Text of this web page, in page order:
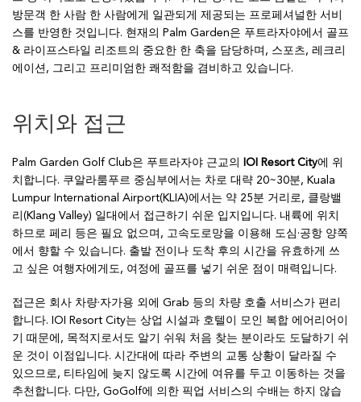
방문객 한 사람 한 사람에게 일관되게 제공되는 프로페셔널한 서비
스를 반영한 것입니다. 현재의 Palm Garden은 푸트라자야에서 골프
& 라이프스타일 리조트의 중요한 한 축을 담당하며, 스포츠, 레크리
에이션, 그리고 프리미엄한 쾌적함을 겸비하고 있습니다.
위치와 접근
Palm Garden Golf Club은 푸트라자야 근교의 IOI Resort City에 위
치합니다. 쿠알라룸푸르 중심부에서는 차로 대략 20~30분, Kuala
Lumpur International Airport(KLIA)에서는 약 25분 거리로, 클랑밸
리(Klang Valley) 일대에서 접근하기 쉬운 입지입니다. 내륙에 위치
하므로 페리 등은 필요 없으며, 고속도로망을 이용해 도심·공항 양쪽
에서 향할 수 있습니다. 출발 전이나 도착 후의 시간을 유효하게 쓰
고 싶은 여행자에게도, 여정에 골프를 넣기 쉬운 점이 매력입니다.
접근은 회사 차량·자가용 외에 Grab 등의 차량 호출 서비스가 편리
합니다. IOI Resort City는 상업 시설과 호텔이 모인 복합 에어리어이
기 때문에, 목적지로서도 알기 쉬워 처음 찾는 분이라도 도달하기 쉬
운 것이 이점입니다. 시간대에 따라 주변의 교통 상황이 달라질 수
있으므로, 티타임에 늦지 않도록 시간에 여유를 두고 이동하는 것을
추천합니다. 다만, GoGolf에 의한 픽업 서비스의 수배는 하지 않습